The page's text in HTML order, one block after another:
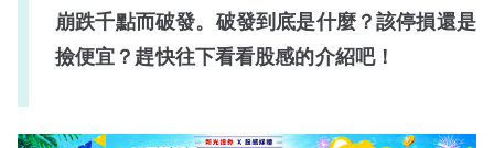
崩跌千點而破發。破發到底是什麼？該停損還是
撿便宜？趕快往下看看股感的介紹吧！